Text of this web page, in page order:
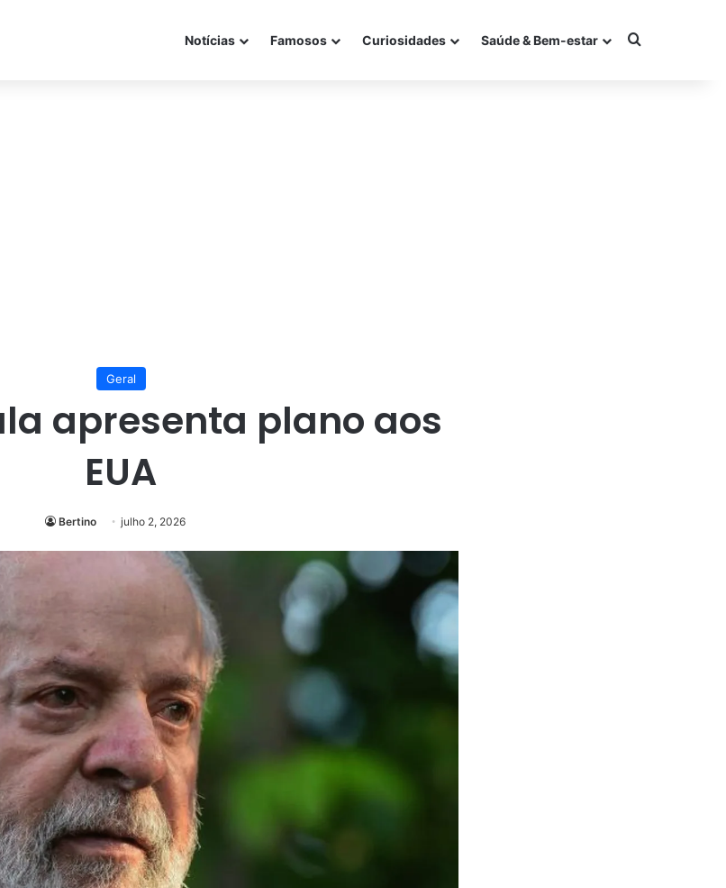
Notícias Famosos Curiosidades Saúde & Bem-estar Procurar por
Geral
apresenta plano aos
EUA
Bertino julho 2, 2026